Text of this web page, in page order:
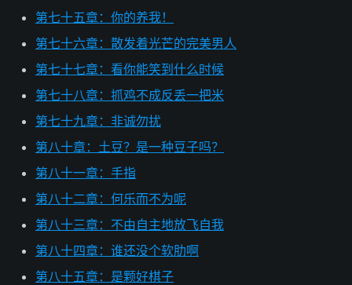
第七十五章：你的养我！
第七十六章：散发着光芒的完美男人
第七十七章：看你能笑到什么时候
第七十八章：抓鸡不成反丢一把米
第七十九章：非诚勿扰
第八十章：土豆？是一种豆子吗？
第八十一章：手指
第八十二章：何乐而不为呢
第八十三章：不由自主地放飞自我
第八十四章：谁还没个软肋啊
第八十五章：是颗好棋子